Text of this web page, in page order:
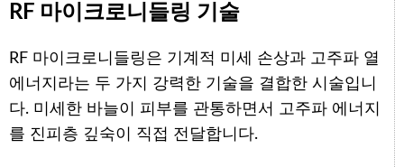
RF 마이크로니들링 기술
RF 마이크로니들링은 기계적 미세 손상과 고주파 열
에너지라는 두 가지 강력한 기술을 결합한 시술입니
다. 미세한 바늘이 피부를 관통하면서 고주파 에너지
를 진피층 깊숙이 직접 전달합니다.